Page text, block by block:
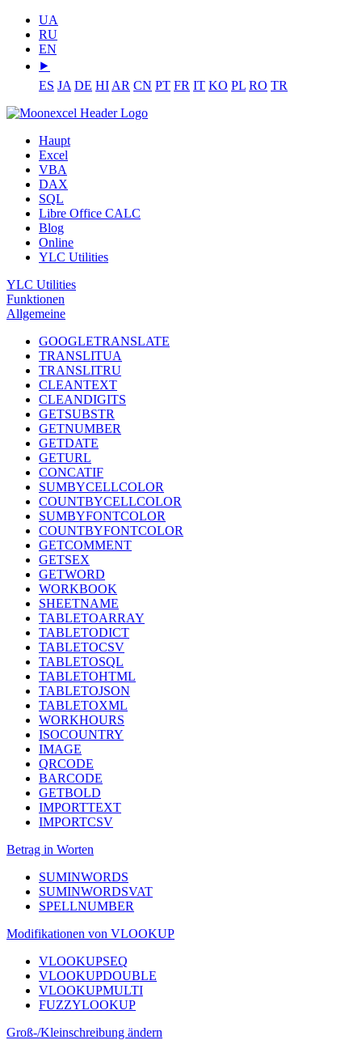
UA
RU
EN
⯈
ES JA DE HI AR CN PT FR IT KO PL RO TR
Haupt
Excel
VBA
DAX
SQL
Libre Office CALC
Blog
Online
YLC Utilities
YLC Utilities
Funktionen
Allgemeine
GOOGLETRANSLATE
TRANSLITUA
TRANSLITRU
CLEANTEXT
CLEANDIGITS
GETSUBSTR
GETNUMBER
GETDATE
GETURL
CONCATIF
SUMBYCELLCOLOR
COUNTBYCELLCOLOR
SUMBYFONTCOLOR
COUNTBYFONTCOLOR
GETCOMMENT
GETSEX
GETWORD
WORKBOOK
SHEETNAME
TABLETOARRAY
TABLETODICT
TABLETOCSV
TABLETOSQL
TABLETOHTML
TABLETOJSON
TABLETOXML
WORKHOURS
ISOCOUNTRY
IMAGE
QRCODE
BARCODE
GETBOLD
IMPORTTEXT
IMPORTCSV
Betrag in Worten
SUMINWORDS
SUMINWORDSVAT
SPELLNUMBER
Modifikationen von VLOOKUP
VLOOKUPSEQ
VLOOKUPDOUBLE
VLOOKUPMULTI
FUZZYLOOKUP
Groß-/Kleinschreibung ändern